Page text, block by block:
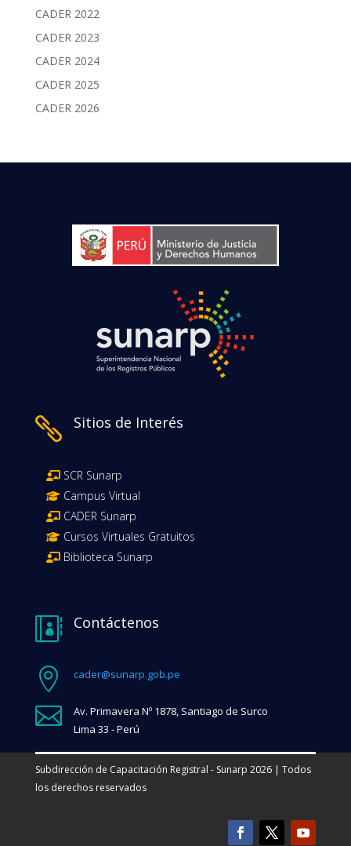
CADER 2022
CADER 2023
CADER 2024
CADER 2025
CADER 2026
 Sitios de Interés
SCR Sunarp
Campus Virtual
CADER Sunarp
Cursos Virtuales Gratuitos
Biblioteca Sunarp
 Contáctenos
 cader@sunarp.gob.pe

Av. Primavera Nº 1878, Santiago de Surco
Lima 33 - Perú
Subdirección de Capacitación Registral - Sunarp 2026 | Todos
los derechos reservados